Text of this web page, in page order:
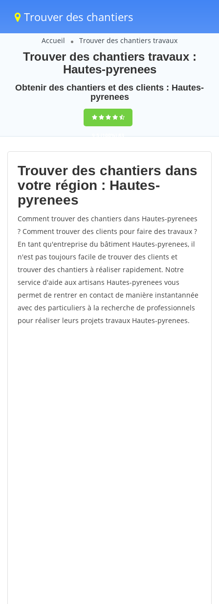
Trouver des chantiers
Accueil Trouver des chantiers travaux
Trouver des chantiers travaux :
Hautes-pyrenees
Obtenir des chantiers et des clients : Hautes-
pyrenees
9,5(100%)83
votes
Trouver des chantiers dans
votre région : Hautes-
pyrenees
Comment trouver des chantiers dans Hautes-pyrenees
? Comment trouver des clients pour faire des travaux ?
En tant qu'entreprise du bâtiment Hautes-pyrenees, il
n'est pas toujours facile de trouver des clients et
trouver des chantiers à réaliser rapidement. Notre
service d'aide aux artisans Hautes-pyrenees vous
permet de rentrer en contact de manière instantannée
avec des particuliers à la recherche de professionnels
pour réaliser leurs projets travaux Hautes-pyrenees.